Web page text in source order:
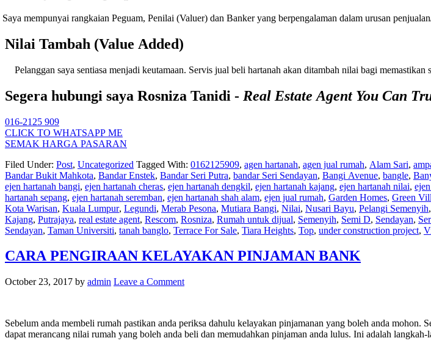
mempunyai rangkaian Peguam, Penilai (Valuer) dan Banker yang berpengalaman dalam urusan
Nilai Tambah (Value Added)
saya sentiasa menjadi keutamaan. Servis jual beli hartanah akan ditambah nilai bagi memastikan
Segera hubungi saya Rosniza Tanidi - Real Estate Agent You Can
016-2125 909
CLICK TO WHATSAPP ME
SEMAK HARGA PASARAN
Filed Under: Post, Uncategorized Tagged With: 0162125909, agen hartanah, agen jual rumah, Alam Sari,
Bandar Bukit Mahkota, Bandar Enstek, Bandar Seri Putra, bandar Seri Sendayan, Bangi Avenue, bangle,
ejen hartanah bangi, ejen hartanah cheras, ejen hartanah dengkil, ejen hartanah kajang, ejen hartanah nilai,
hartanah sepang, ejen hartanah seremban, ejen hartanah shah alam, ejen jual rumah, Garden Homes, Green
Kota Warisan, Kuala Lumpur, Legundi, Merab Pesona, Mutiara Bangi, Nilai, Nusari Bayu, Pelangi Semenyih,
Kajang, Putrajaya, real estate agent, Rescom, Rosniza, Rumah untuk dijual, Semenyih, Semi D, Sendayan,
Sendayan, Taman Universiti, tanah banglo, Terrace For Sale, Tiara Heights, Top, under construction project,
CARA PENGIRAAN KELAYAKAN PINJAMAN BANK
October 23, 2017 by admin Leave a Comment
Sebelum anda membeli rumah pastikan anda periksa dahulu kelayakan pinjamanan yang boleh anda
dapat merancang nilai rumah yang boleh anda beli dan memudahkan pinjaman anda lulus. Ini adalah